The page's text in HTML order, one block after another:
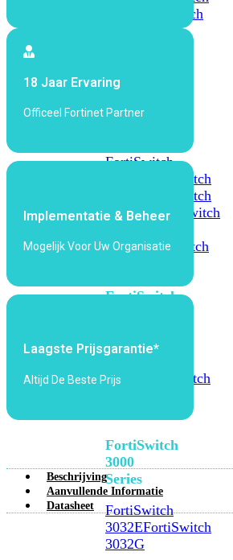
FortiSwitch
1000
FortiSwitch
FortiSwitch
FortiSwitch
T1024EFortiSwitch
FPOEFortiSwitch
FortiSwitch
2048F
FortiSwitch
FortiSwitch
3000
Series
FortiSwitch
3032EFortiSwitch
3032G
18 Jaar Ervaring
Officeel Fortinet Partner
Implementatie & Beheer
Mogelijk Voor Uw Organisatie
Laagste Prijsgarantie*
Altijd De Beste Prijs
Beschrijving
Aanvullende Informatie
Datasheet